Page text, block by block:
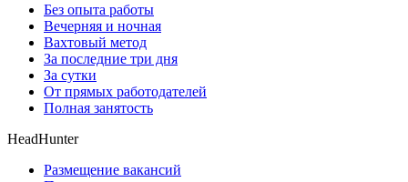
Без опыта работы
Вечерняя и ночная
Вахтовый метод
За последние три дня
За сутки
От прямых работодателей
Полная занятость
HeadHunter
Размещение вакансий